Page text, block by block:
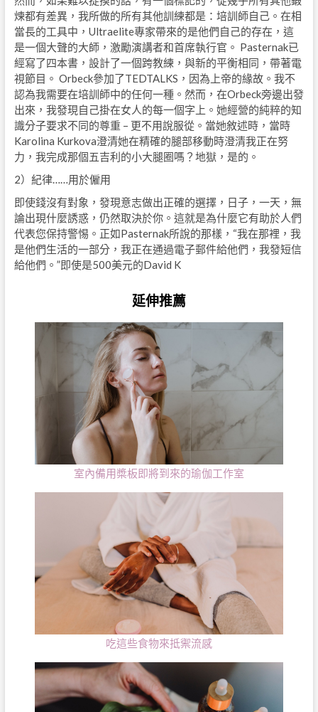
煉都有差異，我所做的所有其他訓練都是：培訓師自己。在相
當長的工具中，Ultraelite專家帶來的是他們自己的存在，這
是一個大聲的大師，激勵演講者和首席執行官。 Pasternak已
經寫了四本書，設計了一個跨教練，與新的平衡相同，帶著電
視節目。 Orbeck參加了TEDTALKS，因為上帝的緣故。我不
認為我需要在培訓師中的任何一種。然而，在Orbeck旁邊出發
出來，我發現自己掛在女人的每一個字上。她經營的純粹的知
識分子要求不同的尊重 – 更不用說服從。當她敘述時，當時
Karolina Kurkova澄清她在精確的腿部移動時澄清我正在努
力，我完成那個五吉利的小大腿圈嗎？地獄，是的。
2）紀律……用於僱用
即使錢沒有對象，發現意志做出正確的選擇，日子，一天，無
論出現什麼誘惑，仍然取決於你。這就是為什麼它有助於人們
代表您保持警惕。正如Pasternak所說的那樣，“我在那裡，我
是他們生活的一部分，我正在通過電子郵件給他們，我發短信
給他們。”即使是500美元的David K
延伸推薦
室內備用槳板即將到來的瑜伽工作室
吃這些食物來抵禦流感